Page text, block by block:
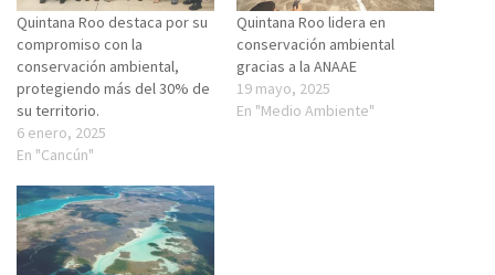
Quintana Roo destaca por su
compromiso con la
conservación ambiental,
protegiendo más del 30% de
su territorio.
6 enero, 2025
En "Cancún"
Quintana Roo lidera en
conservación ambiental
gracias a la ANAAE
19 mayo, 2025
En "Medio Ambiente"